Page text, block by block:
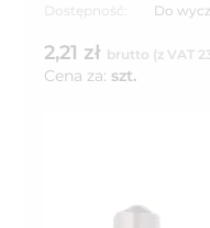
Dostępność: Do
2,21 zł brutto (z VAT
Cena za: szt.